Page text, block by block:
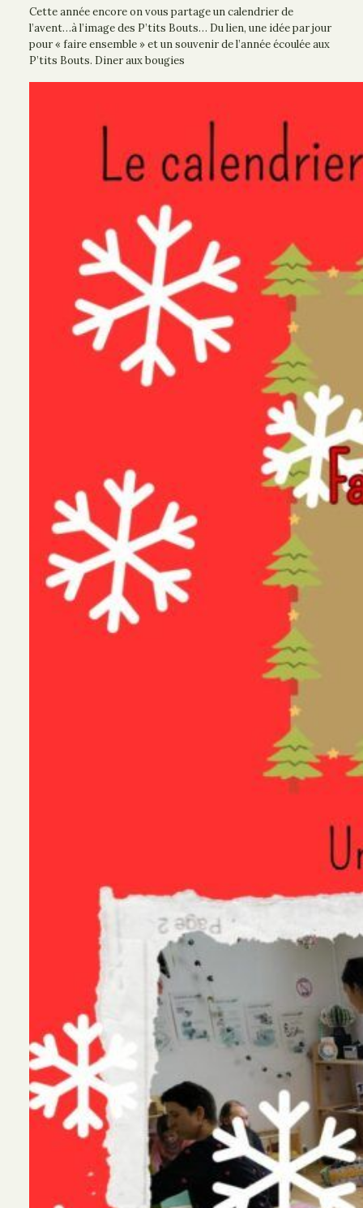
Cette année encore on vous partage un calendrier de
l’avent…à l’image des P’tits Bouts… Du lien, une idée par jour
pour « faire ensemble » et un souvenir de l’année écoulée aux
P’tits Bouts. Diner aux bougies